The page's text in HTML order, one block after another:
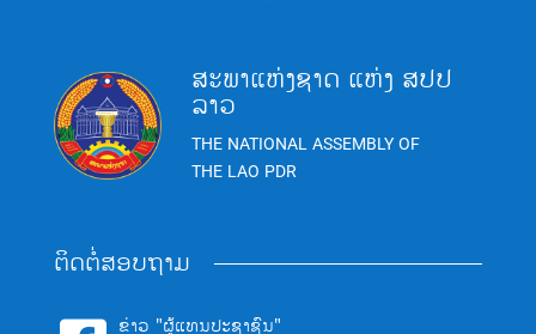
ສະພາແຫ່ງຊາດ ແຫ່ງ ສປປ
ລາວ
THE NATIONAL ASSEMBLY OF
THE LAO PDR
ຕິດຕໍ່ສອບຖາມ
ຂ່າວ "ຜູ້ແທນປະຊາຊົນ"